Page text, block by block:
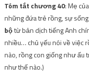
Tóm tắt chương 40: Mẹ
những đứa trẻ rồng, sự
bộtừ bản dịch tiếng Anh
nhiều… chủ yếu nói về việc
nào, rồng con giống như ấu
như thế nào.)